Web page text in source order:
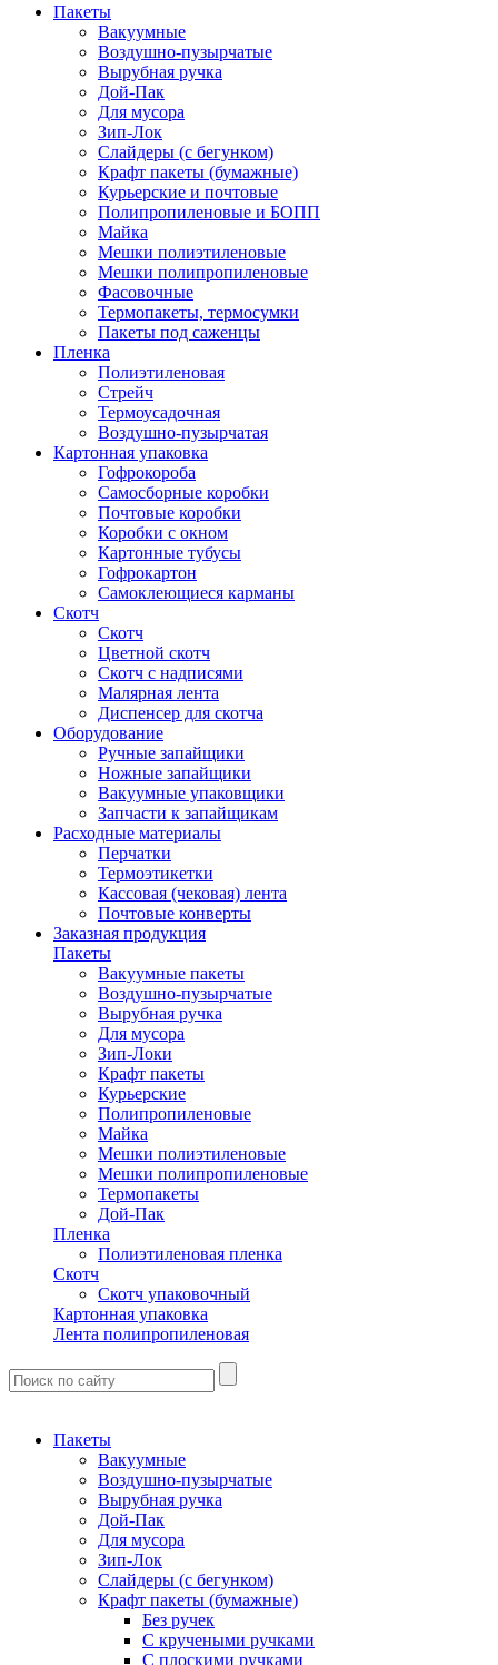
Пакеты
Вакуумные
Воздушно-пузырчатые
Вырубная ручка
Дой-Пак
Для мусора
Зип-Лок
Слайдеры (с бегунком)
Крафт пакеты (бумажные)
Курьерские и почтовые
Полипропиленовые и БОПП
Майка
Мешки полиэтиленовые
Мешки полипропиленовые
Фасовочные
Термопакеты, термосумки
Пакеты под саженцы
Пленка
Полиэтиленовая
Стрейч
Термоусадочная
Воздушно-пузырчатая
Картонная упаковка
Гофрокороба
Самосборные коробки
Почтовые коробки
Коробки с окном
Картонные тубусы
Гофрокартон
Самоклеющиеся карманы
Скотч
Скотч
Цветной скотч
Скотч с надписями
Малярная лента
Диспенсер для скотча
Оборудование
Ручные запайщики
Ножные запайщики
Вакуумные упаковщики
Запчасти к запайщикам
Расходные материалы
Перчатки
Термоэтикетки
Кассовая (чековая) лента
Почтовые конверты
Заказная продукция
Пакеты
Вакуумные пакеты
Воздушно-пузырчатые
Вырубная ручка
Для мусора
Зип-Локи
Крафт пакеты
Курьерские
Полипропиленовые
Майка
Мешки полиэтиленовые
Мешки полипропиленовые
Термопакеты
Дой-Пак
Пленка
Полиэтиленовая пленка
Скотч
Скотч упаковочный
Картонная упаковка
Лента полипропиленовая
Пакеты
Вакуумные
Воздушно-пузырчатые
Вырубная ручка
Дой-Пак
Для мусора
Зип-Лок
Слайдеры (с бегунком)
Крафт пакеты (бумажные)
Без ручек
С кручеными ручками
С плоскими ручками